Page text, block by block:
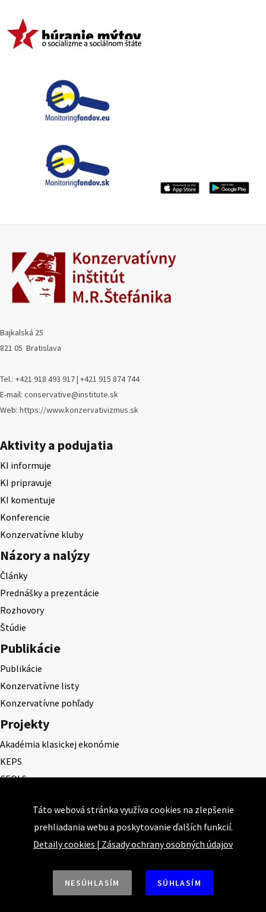
Bajkalská 25
821 05 Bratislava
Tel.: +421 918 493 917 | +421 915 874 744
E-mail: conservative@institute.sk
Web: https://www.konzervativizmus.sk
Aktivity a podujatia
KI informuje
KI pripravuje
KI komentuje
Konferencie
Konzervatívne kluby
Názory a nalýzy
Články
Prednášky a prezentácie
Rozhovory
Štúdie
Publikácie
Publikácie
Konzervatívne listy
Konzervatívne pohľady
Projekty
Akadémia klasickej ekonómie
KEPS
CEQLS
Cena Ernesta Valka
Študentská esej
Deň daňového odbremenenia
Táto webová stránka využíva cookies na zlepšenie
prehliadania webu a poskytovanie ďalších funkcií.
Detaily cookies | Zásady ochrany osobných údajov
NESÚHLASÍM SÚHLASÍM